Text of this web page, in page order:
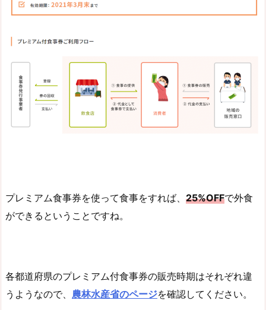
プレミアム食事券を使って食事をすれば、 25%OFFで外食
ができるということですね。
各都道府県のプレミアム付食事券の販売時期はそれぞれ違
うようなので、 農林水産省のページを確認してください。